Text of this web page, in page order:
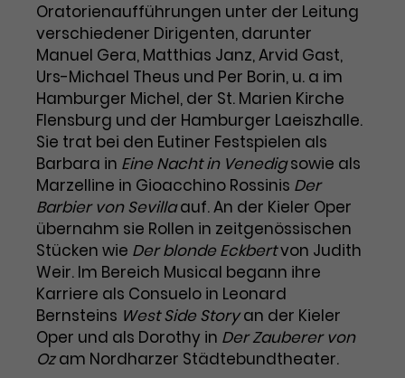
Benutzer*in wiedererkannt werden,
und es wird Zugang zu
geschützten Bereichen gewährt.
Name cookie_optin
Anbieter TYPO3
Laufzeit 1 Monat
Zweck
Enthält die gewählten Tracking-
Optin-Einstellungen.
Laufzeit 2 Jahre
Zweck
Dieses Cookie wird von Google
Analytics installiert. Das Cookie
wird verwendet, um
Besucher*innen-, Sitzungs- und
Kampagnendaten zu berechnen
und die Nutzung der Website für
den Analysebericht der Website zu
verfolgen. Die Cookies speichern
Informationen anonym und weisen
eine zufallsgenerierte Nummer zu,
um Besuche zu erkennen.
Name _gid
Marketing
Diese Gruppe beinhaltet alle Scripte, die es uns
ermöglichen die Leistung unserer
Werbekampagnen zu analysieren und
Conversions zu messen. Außerdem helfen sie
uns dabei Werbeanzeigen und Inhalte besser auf
die Interessen unserer Nutzer abzustimmen.
Name
_gcl_au
Anbieter Google Ads
Laufzeit 3 Monate
Wird von Google verwendet, um
die Effizienz von Werbeanzeigen zu
messen und Conversions zu
speichern. Dieses Cookie hilft dabei
nachzuvollziehen, ob Nutzer über
Google-Anzeigen auf unsere
Cookie-Informationen
Oratorienaufführungen unter der Leitung
verschiedener Dirigenten, darunter
Manuel Gera, Matthias Janz, Arvid Gast,
Urs-Michael Theus und Per Borin, u. a im
Hamburger Michel, der St. Marien Kirche
Flensburg und der Hamburger Laeiszhalle.
Sie trat bei den Eutiner Festspielen als
Barbara in Eine Nacht in Venedigsowie als
Marzelline in Gioacchino Rossinis Der
Barbier von Sevillaauf. An der Kieler Oper
übernahm sie Rollen in zeitgenössischen
Stücken wie Der blonde Eckbertvon Judith
Weir. Im Bereich Musical begann ihre
Karriere als Consuelo in Leonard
Bernsteins West Side Storyan der Kieler
Oper und als Dorothy in Der Zauberer von
Ozam Nordharzer Städtebundtheater.